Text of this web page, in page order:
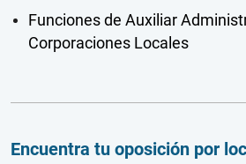
Funciones de Auxiliar
Corporaciones Locales
Encuentra tu oposición por